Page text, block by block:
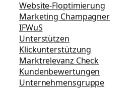
Website-Floptimierung
Marketing Champagner
IFWuS
Unterstützen
Klickunterstützung
Marktrelevanz Check
Kundenbewertungen
Unternehmensgruppe